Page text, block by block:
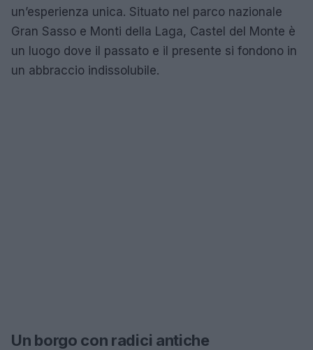
un’esperienza unica. Situato nel parco nazionale
Gran Sasso e Monti della Laga, Castel del Monte è
un luogo dove il passato e il presente si fondono in
un abbraccio indissolubile.
Un borgo con radici antiche